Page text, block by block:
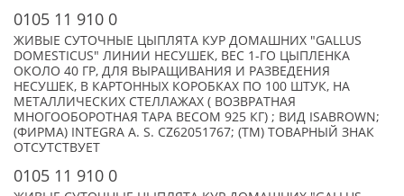
0105 11 910 0
ЖИВЫЕ СУТОЧНЫЕ ЦЫПЛЯТА КУР ДОМАШНИХ "GALLUS
DOMESTICUS" ЛИНИИ НЕСУШЕК, ВЕС 1-ГО ЦЫПЛЕНКА
ОКОЛО 40 ГР, ДЛЯ ВЫРАЩИВАНИЯ И РАЗВЕДЕНИЯ
НЕСУШЕК, В КАРТОННЫХ КОРОБКАХ ПО 100 ШТУК, НА
МЕТАЛЛИЧЕСКИХ СТЕЛЛАЖАХ ( ВОЗВРАТНАЯ
МНОГООБОРОТНАЯ ТАРА ВЕСОМ 925 КГ) ; ВИД ISABROWN;
(ФИРМА) INTEGRA A. S. CZ62051767; (TM) ТОВАРНЫЙ ЗНАК
ОТСУТСТВУЕТ
0105 11 910 0